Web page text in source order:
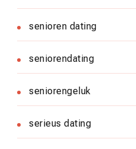
senioren dating
seniorendating
seniorengeluk
serieus dating